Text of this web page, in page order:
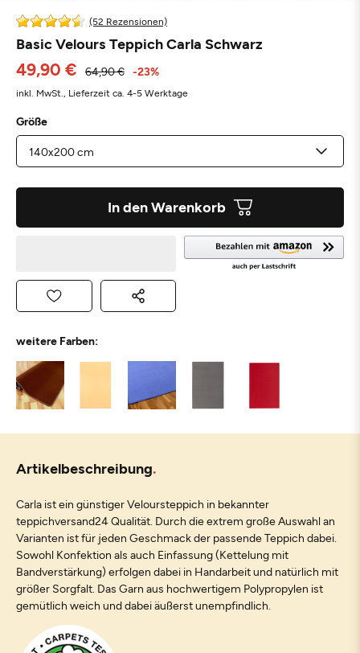
(52 Rezensionen)
Basic Velours Teppich Carla Schwarz
49,90 € 64,90 € -23%
inkl. MwSt., Lieferzeit ca. 4-5 Werktage
Größe
In den Warenkorb
weitere Farben:
Artikelbeschreibung
Carla ist ein günstiger Veloursteppich in bekannter
teppichversand24 Qualität. Durch die extrem große Auswahl an
Varianten ist für jeden Geschmack der passende Teppich dabei.
Sowohl Konfektion als auch Einfassung (Kettelung mit
Bandverstärkung) erfolgen dabei in Handarbeit und natürlich mit
größer Sorgfalt. Das Garn aus hochwertigem Polypropylen ist
gemütlich weich und dabei äußerst unempfindlich.